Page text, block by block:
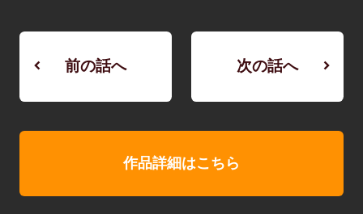
前の話へ 次の話へ
作品詳細はこちら